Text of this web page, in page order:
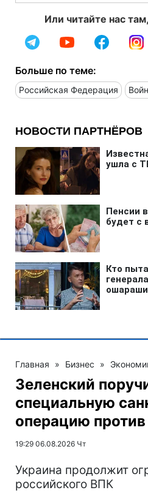
Или читайте нас
Больше по теме:
Российская Федерация
Главная » Бизнес »
Зеленский
специальную
операцию
19:29 06.08.2026 Чт
Украина продолжит
российского ВПК